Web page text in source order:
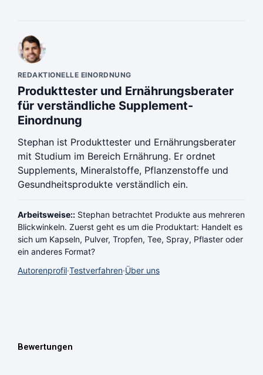
REDAKTIONELLE EINORDNUNG
Produkttester und Ernährungsberater
für verständliche Supplement-
Einordnung
Stephan ist Produkttester und Ernährungsberater
mit Studium im Bereich Ernährung. Er ordnet
Supplements, Mineralstoffe, Pflanzenstoffe und
Gesundheitsprodukte verständlich ein.
Arbeitsweise:: Stephan betrachtet Produkte aus mehreren
Blickwinkeln. Zuerst geht es um die Produktart: Handelt es
sich um Kapseln, Pulver, Tropfen, Tee, Spray, Pflaster oder
ein anderes Format?
Autorenprofil·Testverfahren·Über uns
Bewertungen